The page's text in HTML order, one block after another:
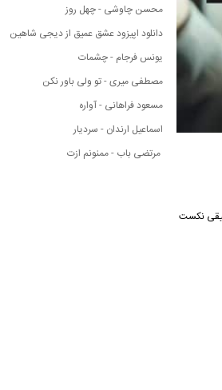
از رسانه موسیقی نکست
محسن چاوشی - چهل روز
دانلود اپیزود عشق عمیق از دیجی شاهین
یونس فرجام - چشمات
مصطفی میری - تو ولی باور نکن
مسعود فراهانی - آواره
اسماعیل ارندان - سردیار
مرتضی باب - ممنونم ازت